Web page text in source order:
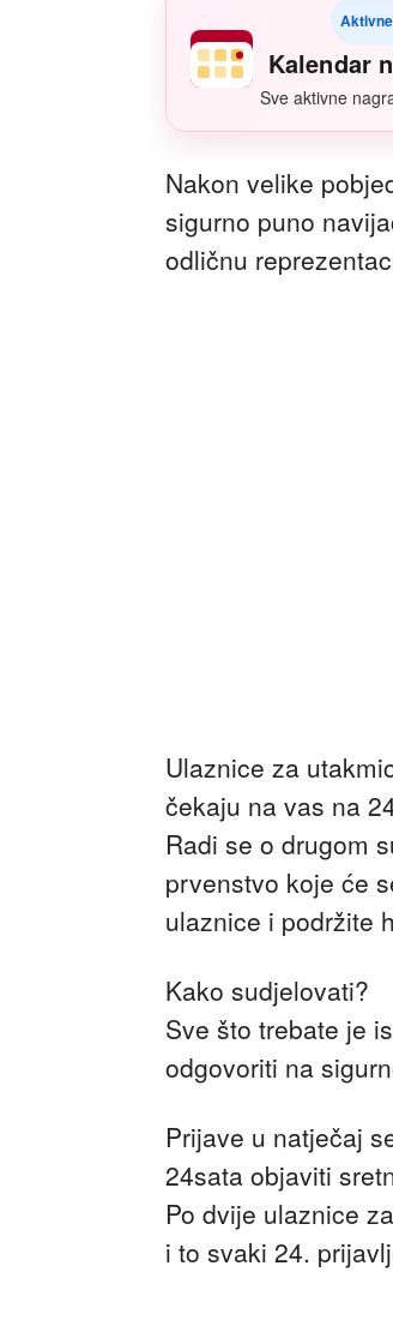
Kalendar
Sve aktivne
Nakon velike
sigurno puno
odličnu
Ulaznice za
čekaju na vas na
Radi se o drugom
prvenstvo koje će
ulaznice i podržite
Kako sudjelovati?
Sve što trebate je
odgovoriti na
Prijave u natječaj
24sata objaviti
Po dvije ulaznice
i to svaki 24.